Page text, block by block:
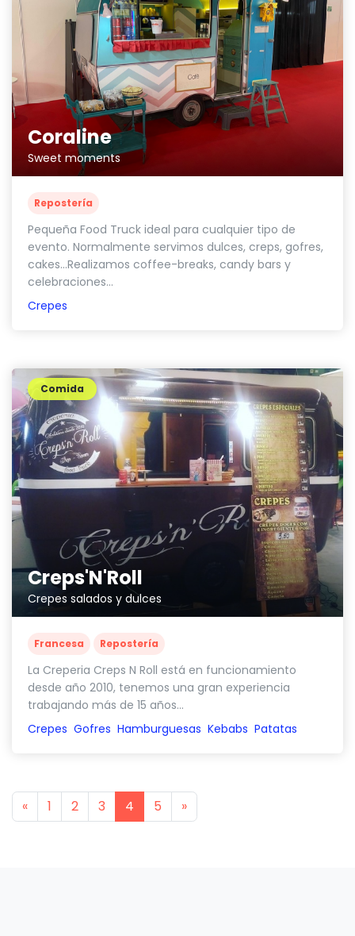
Coraline
Sweet moments
Repostería
Pequeña Food Truck ideal para cualquier tipo de
evento. Normalmente servimos dulces, creps, gofres,
cakes...Realizamos coffee-breaks, candy bars y
celebraciones...
Crepes
Creps'N'Roll
Crepes salados y dulces
Comida
Francesa Repostería
La Creperia Creps N Roll está en funcionamiento
desde año 2010, tenemos una gran experiencia
trabajando más de 15 años...
Crepes Gofres Hamburguesas Kebabs Patatas
«Previous
1 2 3 4 5 »Next